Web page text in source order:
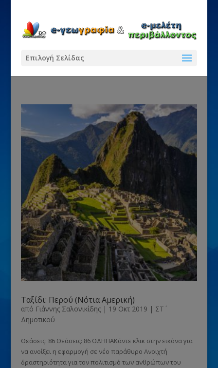
Επιλογή Σελίδας
Ταξίδι: Περού (Νότια Αμερική)
από Γιάννης Σαλονικίδης| 19 Οκτ 2019 | ΣΤ΄
Δημοτικού
Θεάσεις: 86 Θεάσεις: 86 ΟΔΗΓΙΑΚάντε κλικ στην εικόνα για
να ανοίξει η εφαρμογή σε νέο παράθυρο Ανοιχτή
δραστηριότητα για τον πολιτισμό των ανθρώπων του